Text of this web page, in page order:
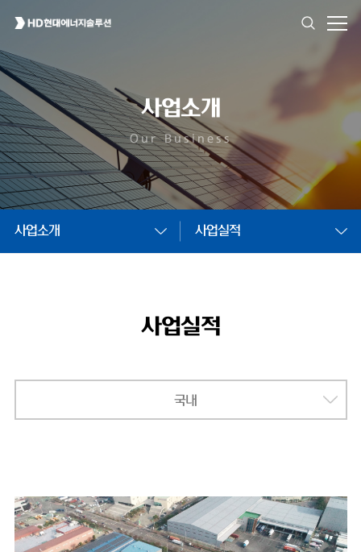
사업소개
Our Business
사업소개 사업실적
사업실적
국내